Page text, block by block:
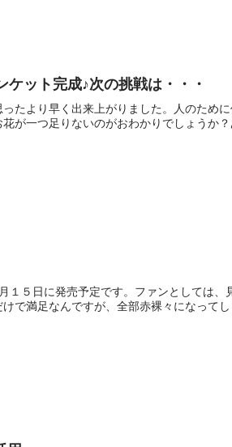
ット完成♪次の挑戦は・・・
たより早く出来上がりました。人のため
が一つ足りないのがおわかりでしょうか
５日に発売予定です。ファンとしては、
で満足なんですが、全部赤裸々になって